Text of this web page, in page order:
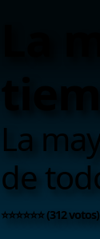
La
de
⭐⭐⭐⭐⭐⭐ (312 votos)